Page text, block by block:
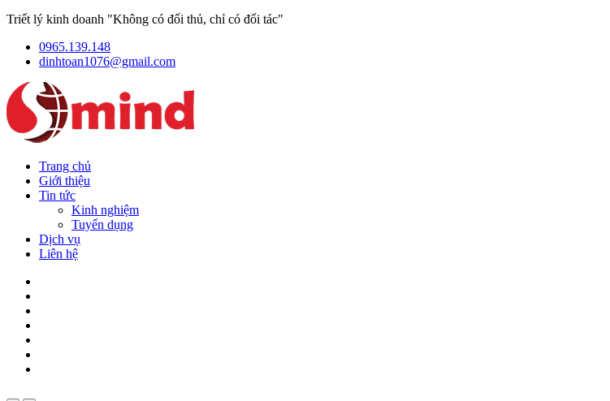
Triết lý kinh doanh "Không có đối thủ, chỉ có đối tác"
0965.139.148
dinhtoan1076@gmail.com
Trang chủ
Giới thiệu
Tin tức
Kinh nghiệm
Tuyển dụng
Dịch vụ
Liên hệ